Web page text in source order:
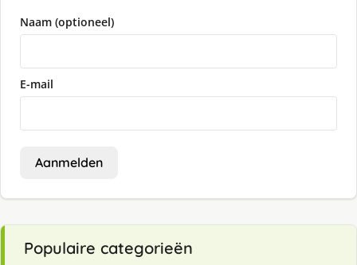
Naam (optioneel)
E-mail
Aanmelden
Populaire categorieën